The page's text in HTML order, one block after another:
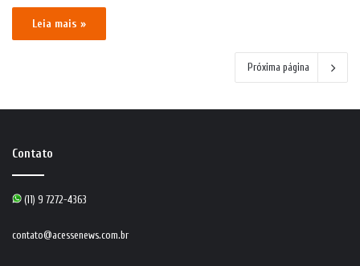
Leia mais »
Próxima página
Contato
(11) 9 7272-4363
contato@acessenews.com.br